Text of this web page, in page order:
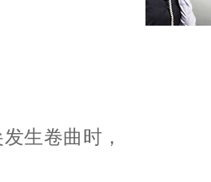
生卷曲时，